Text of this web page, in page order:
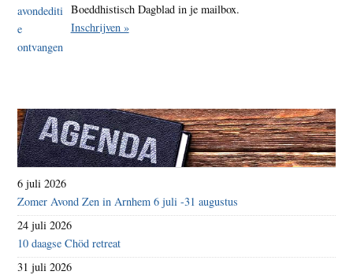
Boeddhistisch Dagblad in je mailbox.
Inschrijven »
6 juli 2026
Zomer Avond Zen in Arnhem 6 juli -31 augustus
24 juli 2026
10 daagse Chöd retreat
31 juli 2026